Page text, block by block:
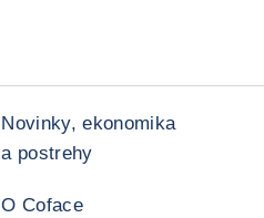
Novinky, ekonomika
a postrehy
O Coface